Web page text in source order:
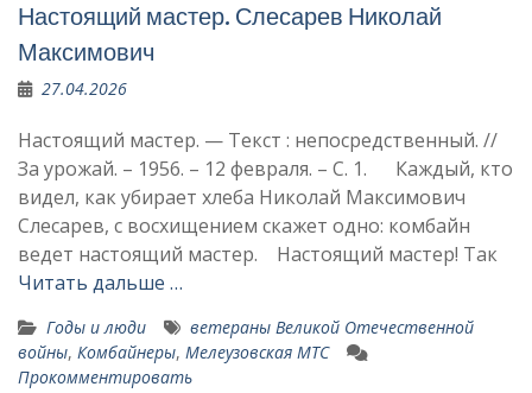
Настоящий мастер. Слеса­рев Николай
Макси­мович
27.04.2026
Настоящий мастер. — Текст : непосредственный. //
За урожай. – 1956. – 12 февраля. – С. 1. Каждый, кто
видел, как убирает хлеба Николай Макси­мович
Слеса­рев, с восхищением скажет одно: комбайн
ведет настоящий мастер. Настоящий мастер! Так
Читать дальше …
Годы и люди
ветераны Великой Отечественной
войны, Комбайнеры, Мелеузовская МТС
Прокомментировать